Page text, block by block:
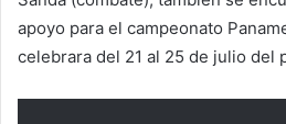
apoyo para el campeonato
celebrara del 21 al 25 de julio del